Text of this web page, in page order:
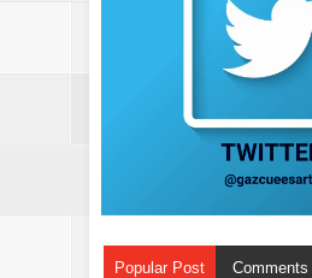
Popular Post Comments